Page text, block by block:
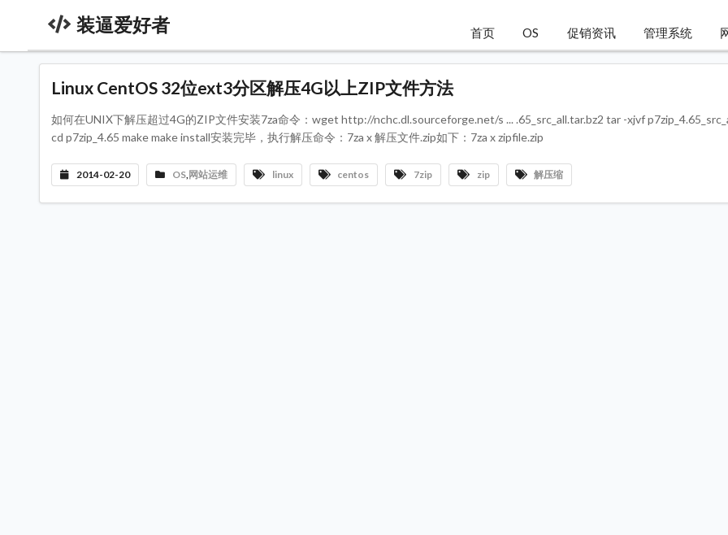
装逼爱好者 首页 OS 促销资讯 管理系统
Linux CentOS 32位ext3分区解压4G以上ZIP文件方法
如何在UNIX下解压超过4G的ZIP文件安装7za命令：wget http://nchc.dl.sourceforge.net/s ... .65_src_all.tar.bz2 tar -xjvf
cd p7zip_4.65 make make install安装完毕，执行解压命令：7za x 解压文件.zip如下：7za x zipfile.zip
2014-02-20 OS,网站运维 linux centos 7zip zip 解压缩